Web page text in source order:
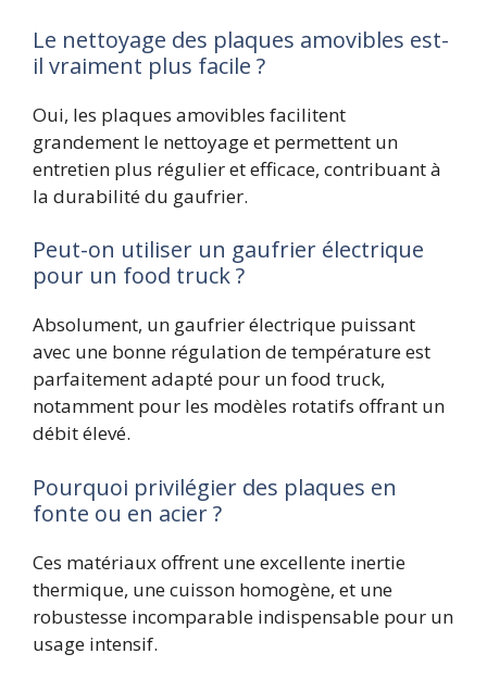
Le nettoyage des plaques amovibles est-
il vraiment plus facile ?
Oui, les plaques amovibles facilitent
grandement le nettoyage et permettent un
entretien plus régulier et efficace, contribuant à
la durabilité du gaufrier.
Peut-on utiliser un gaufrier électrique
pour un food truck ?
Absolument, un gaufrier électrique puissant
avec une bonne régulation de température est
parfaitement adapté pour un food truck,
notamment pour les modèles rotatifs offrant un
débit élevé.
Pourquoi privilégier des plaques en
fonte ou en acier ?
Ces matériaux offrent une excellente inertie
thermique, une cuisson homogène, et une
robustesse incomparable indispensable pour un
usage intensif.